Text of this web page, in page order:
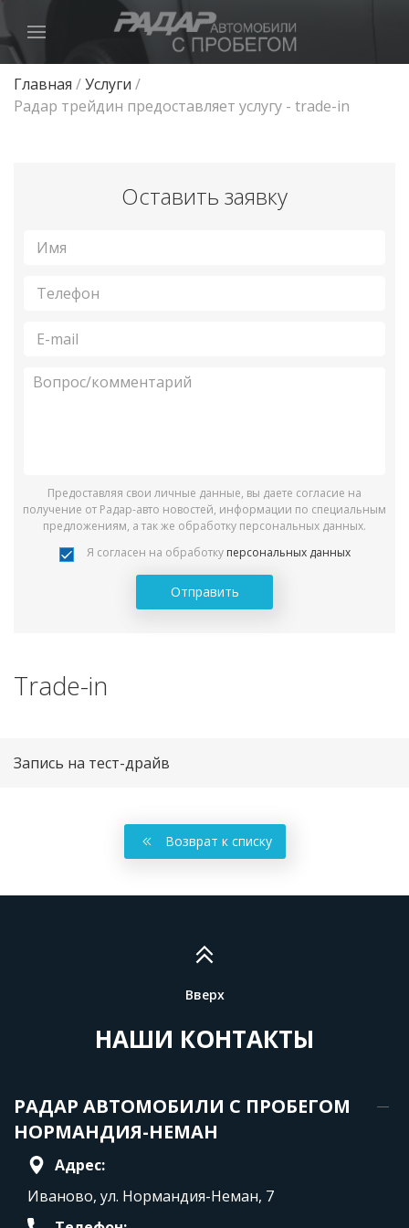
Главная /Услуги /
Радар трейдин предоставляет услугу - trade-in
Оставить заявку
Предоставляя свои личные данные, вы даете согласие на
получение от Радар-авто новостей, информации по специальным
предложениям, а так же обработку персональных данных.
Я согласен на обработку персональных данных
Отправить
Trade-in
Запись на тест-драйв
Возврат к списку
Вверх
НАШИ КОНТАКТЫ
РАДАР АВТОМОБИЛИ С ПРОБЕГОМ
НОРМАНДИЯ-НЕМАН
Адрес:
Иваново, ул. Нормандия-Неман, 7